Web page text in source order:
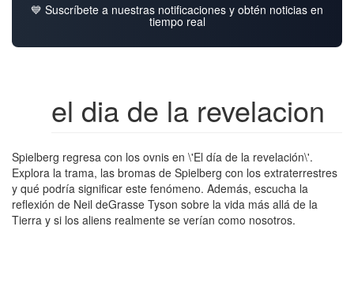
💙 Suscríbete a nuestras notificaciones y obtén noticias en
tiempo real
el dia de la revelacion
Spielberg regresa con los ovnis en \'El día de la revelación\'.
Explora la trama, las bromas de Spielberg con los extraterrestres
y qué podría significar este fenómeno. Además, escucha la
reflexión de Neil deGrasse Tyson sobre la vida más allá de la
Tierra y si los aliens realmente se verían como nosotros.